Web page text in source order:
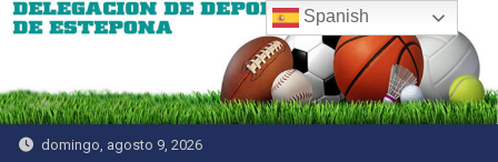
Saltar
domingo, agosto 9, 2026
Spanish